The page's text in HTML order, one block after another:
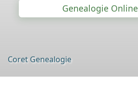
Genealogie Online
Coret Genealogie